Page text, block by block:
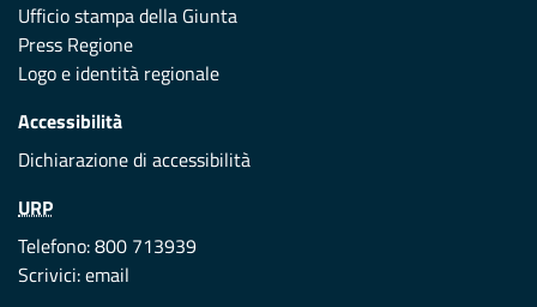
Ufficio stampa della Giunta
Press Regione
Logo e identità regionale
Accessibilità
Dichiarazione di accessibilità
URP
Telefono: 800 713939
Scrivici:email